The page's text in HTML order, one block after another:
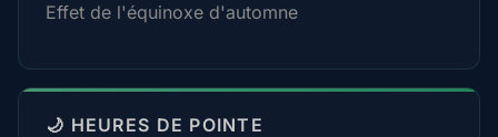
Effet de l'équinoxe d'automne
🌙 HEURES DE POINTE